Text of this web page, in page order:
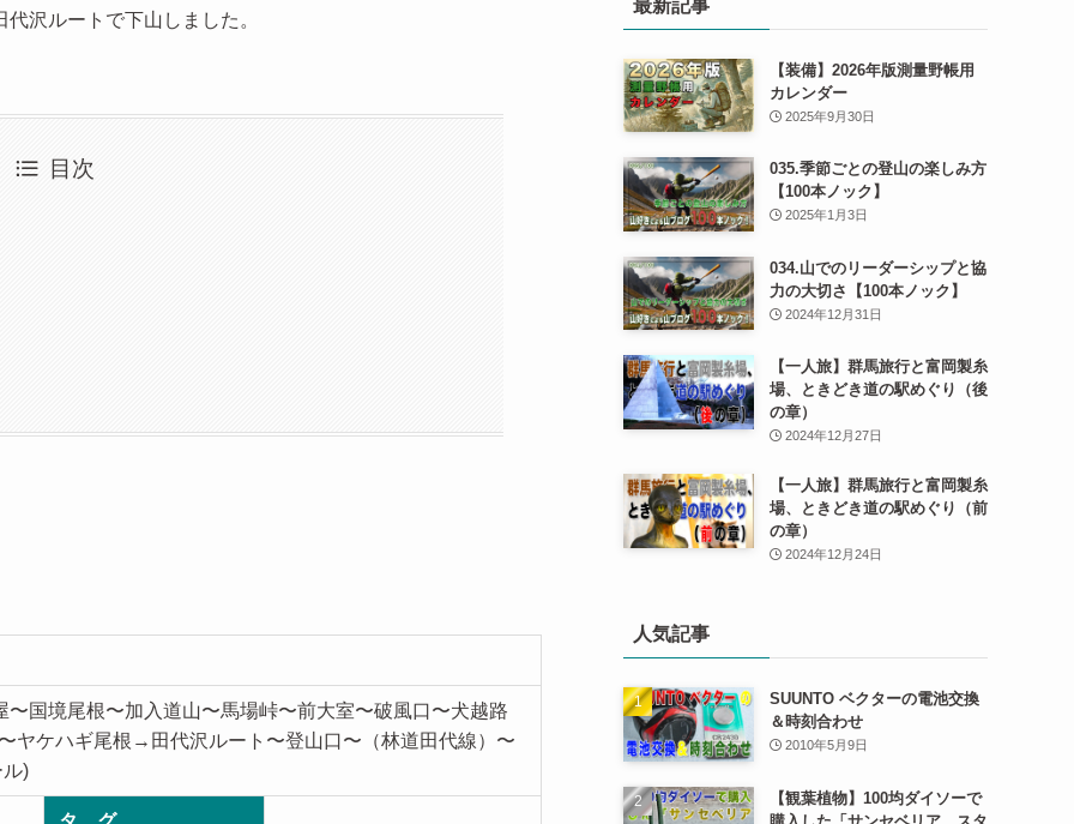
沢ルートで下山しました。
目次
国境尾根〜加入道山〜馬場峠〜前大室〜破風口〜犬越路
ヤケハギ尾根→田代沢ルート〜登山口〜（林道田代線）〜
)
最新記事
【装備】2026年版測量野帳用
カレンダー
2025年9月30日
035.季節ごとの登山の楽しみ方
【100本ノック】
2025年1月3日
034.山でのリーダーシップと協
力の大切さ【100本ノック】
2024年12月31日
【一人旅】群馬旅行と富岡製糸
場、ときどき道の駅めぐり（後
の章）
2024年12月27日
【一人旅】群馬旅行と富岡製糸
場、ときどき道の駅めぐり（前
の章）
2024年12月24日
人気記事
SUUNTO ベクターの電池交換
＆時刻合わせ
2010年5月9日
【観葉植物】100均ダイソーで